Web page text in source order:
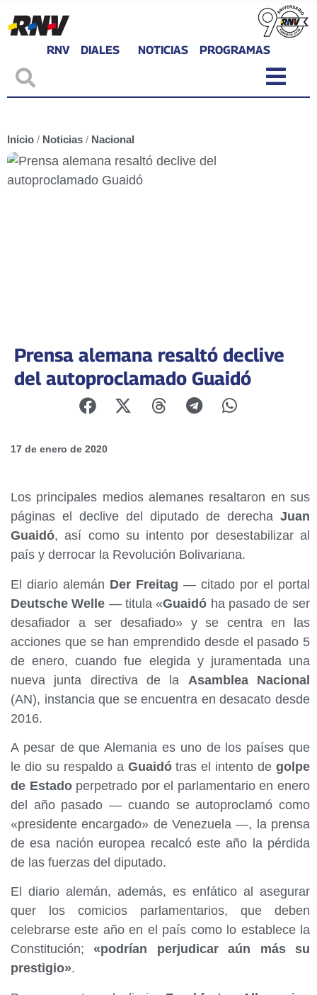
RNV DIALES NOTICIAS PROGRAMAS
Inicio / Noticias / Nacional
Prensa alemana resaltó declive
del autoproclamado Guaidó
17 de enero de 2020
Los principales medios alemanes resaltaron en sus
páginas el declive del diputado de derecha Juan
Guaidó, así como su intento por desestabilizar al
país y derrocar la Revolución Bolivariana.
El diario alemán Der Freitag — citado por el portal
Deutsche Welle — titula «Guaidó ha pasado de ser
desafiador a ser desafiado» y se centra en las
acciones que se han emprendido desde el pasado 5
de enero, cuando fue elegida y juramentada una
nueva junta directiva de la Asamblea Nacional
(AN), instancia que se encuentra en desacato desde
2016.
A pesar de que Alemania es uno de los países que
le dio su respaldo a Guaidótras el intento de golpe
de Estadoperpetrado por el parlamentario en enero
del año pasado — cuando se autoproclamó como
«presidente encargado» de Venezuela —, la prensa
de esa nación europea recalcó este año la pérdida
de las fuerzas del diputado.
El diario alemán, además, es enfático al asegurar
quer los comicios parlamentarios, que deben
celebrarse este año en el país como lo establece la
Constitución; «podrían perjudicar aún más su
prestigio».